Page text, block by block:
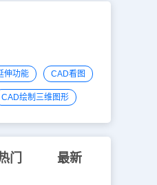
伸功能 CAD看图
CAD绘制三维图形
门 最新